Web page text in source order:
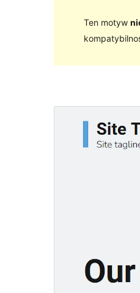
Ten motyw